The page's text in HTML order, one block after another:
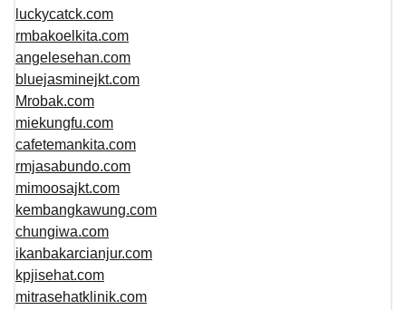
luckycatck.com
rmbakoelkita.com
angelesehan.com
bluejasminejkt.com
Mrobak.com
miekungfu.com
cafetemankita.com
rmjasabundo.com
mimoosajkt.com
kembangkawung.com
chungiwa.com
ikanbakarcianjur.com
kpjisehat.com
mitrasehatklinik.com